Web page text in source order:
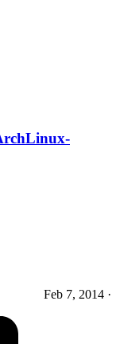
Feb 7, 2014 ·